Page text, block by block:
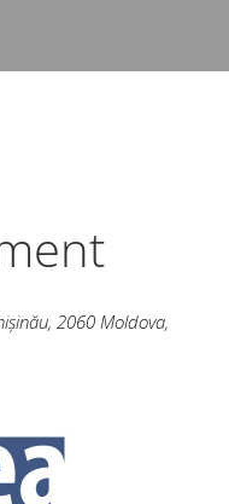
, 2060 Moldova,